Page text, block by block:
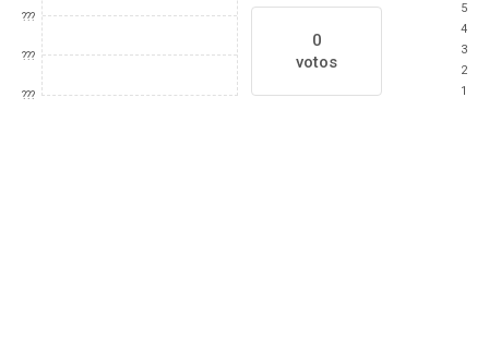
???
???
???
0
votos
5
4
3
2
1